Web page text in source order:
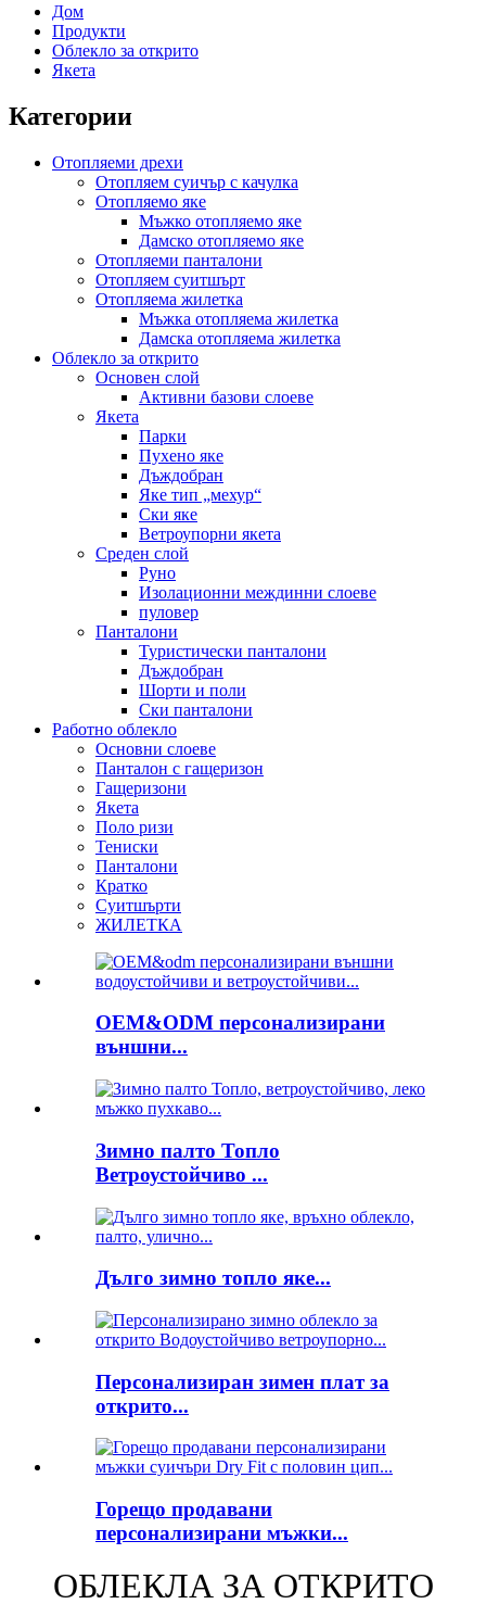
Дом
Продукти
Облекло за открито
Якета
Категории
Отопляеми дрехи
Отопляем суичър с качулка
Отопляемо яке
Мъжко отопляемо яке
Дамско отопляемо яке
Отопляеми панталони
Отопляем суитшърт
Отопляема жилетка
Мъжка отопляема жилетка
Дамска отопляема жилетка
Облекло за открито
Основен слой
Активни базови слоеве
Якета
Парки
Пухено яке
Дъждобран
Яке тип „мехур“
Ски яке
Ветроупорни якета
Среден слой
Руно
Изолационни междинни слоеве
пуловер
Панталони
Туристически панталони
Дъждобран
Шорти и поли
Ски панталони
Работно облекло
Основни слоеве
Панталон с гащеризон
Гащеризони
Якета
Поло ризи
Тениски
Панталони
Кратко
Суитшърти
ЖИЛЕТКА
OEM&ODM персонализирани
външни...
Зимно палто Топло
Ветроустойчиво ...
Дълго зимно топло яке...
Персонализиран зимен плат за
открито...
Горещо продавани
персонализирани мъжки...
ОБЛЕКЛА ЗА ОТКРИТО